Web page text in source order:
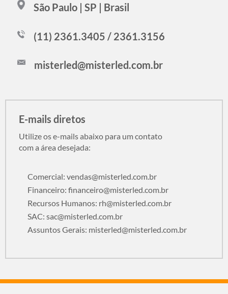
São Paulo | SP | Brasil
(11) 2361.3405 / 2361.3156
misterled@misterled.com.br
E-mails diretos
Utilize os e-mails abaixo para um contato
com a área desejada:
Comercial: vendas@misterled.com.br
Financeiro: financeiro@misterled.com.br
Recursos Humanos: rh@misterled.com.br
SAC: sac@misterled.com.br
Assuntos Gerais: misterled@misterled.com.br